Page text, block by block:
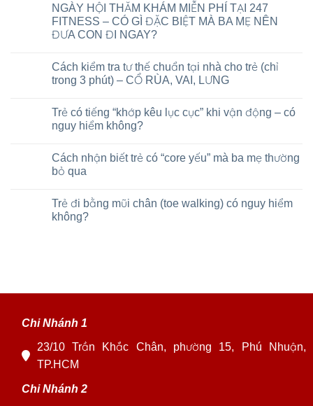
NGÀY HỘI THĂM KHÁM MIỄN PHÍ TẠI 247
FITNESS – CÓ GÌ ĐẶC BIỆT MÀ BA MẸ NÊN
ĐƯA CON ĐI NGAY?
Cách kiểm tra tư thế chuẩn tại nhà cho trẻ (chỉ
trong 3 phút) – CỔ RÙA, VAI, LƯNG
Trẻ có tiếng “khớp kêu lục cục” khi vận động – có
nguy hiểm không?
Cách nhận biết trẻ có “core yếu” mà ba mẹ thường
bỏ qua
Trẻ đi bằng mũi chân (toe walking) có nguy hiểm
không?
Chi Nhánh 1
23/10 Trần Khắc Chân, phường 15, Phú Nhuận,
TP.HCM
Chi Nhánh 2